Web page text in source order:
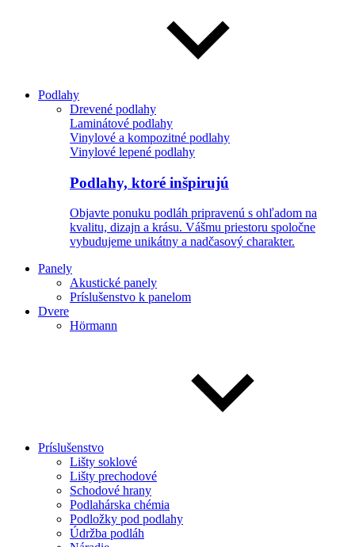
Podlahy
Drevené podlahy
Laminátové podlahy
Vinylové a kompozitné podlahy
Vinylové lepené podlahy
Podlahy, ktoré inšpirujú
Objavte ponuku podláh pripravenú s ohľadom na
kvalitu, dizajn a krásu. Vášmu priestoru spoločne
vybudujeme unikátny a nadčasový charakter.
Panely
Akustické panely
Príslušenstvo k panelom
Dvere
Hörmann
Príslušenstvo
Lišty soklové
Lišty prechodové
Schodové hrany
Podlahárska chémia
Podložky pod podlahy
Údržba podláh